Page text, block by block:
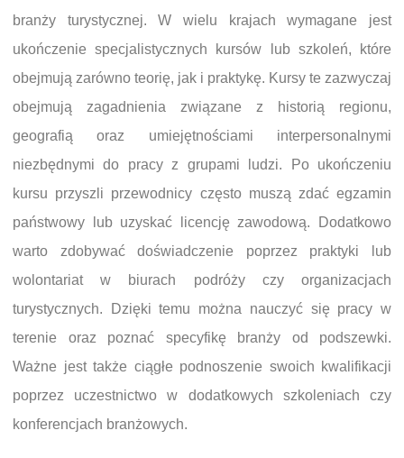
branży turystycznej. W wielu krajach wymagane jest
ukończenie specjalistycznych kursów lub szkoleń, które
obejmują zarówno teorię, jak i praktykę. Kursy te zazwyczaj
obejmują zagadnienia związane z historią regionu,
geografią oraz umiejętnościami interpersonalnymi
niezbędnymi do pracy z grupami ludzi. Po ukończeniu
kursu przyszli przewodnicy często muszą zdać egzamin
państwowy lub uzyskać licencję zawodową. Dodatkowo
warto zdobywać doświadczenie poprzez praktyki lub
wolontariat w biurach podróży czy organizacjach
turystycznych. Dzięki temu można nauczyć się pracy w
terenie oraz poznać specyfikę branży od podszewki.
Ważne jest także ciągłe podnoszenie swoich kwalifikacji
poprzez uczestnictwo w dodatkowych szkoleniach czy
konferencjach branżowych.